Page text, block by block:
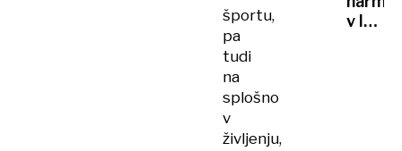
športu,
pa
tudi
na
splošno
v
življenju,
zadavil
ženo
v lov